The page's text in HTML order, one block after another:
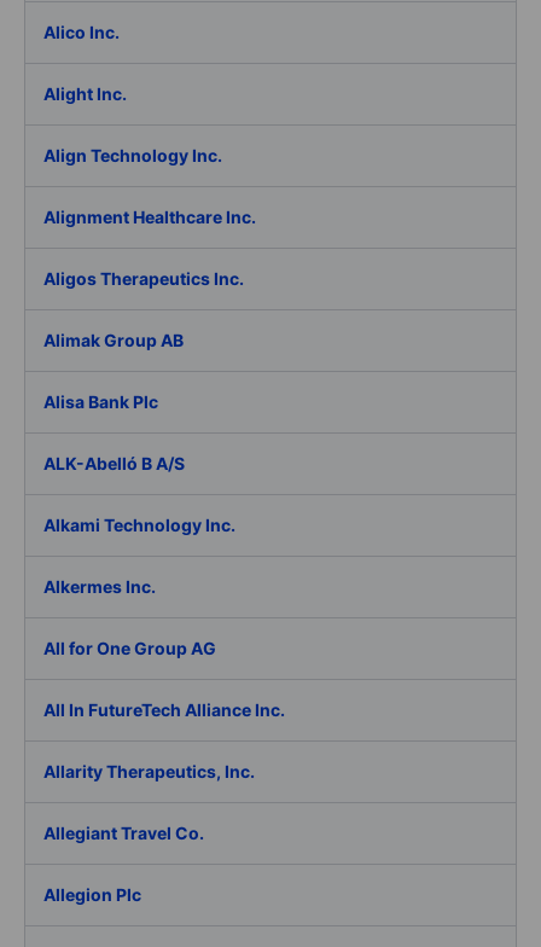
Alico Inc.
Alight Inc.
Align Technology Inc.
Alignment Healthcare Inc.
Aligos Therapeutics Inc.
Alimak Group AB
Alisa Bank Plc
ALK-Abelló B A/S
Alkami Technology Inc.
Alkermes Inc.
All for One Group AG
All In FutureTech Alliance Inc.
Allarity Therapeutics, Inc.
Allegiant Travel Co.
Allegion Plc